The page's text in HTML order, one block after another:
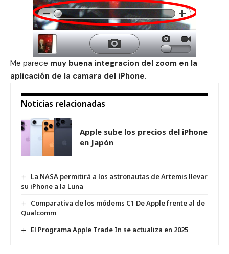
Me parece muy buena integracion del zoom en la
aplicación de la camara del iPhone.
Noticias relacionadas
Apple sube los precios del iPhone
en Japón
La NASA permitirá a los astronautas de Artemis llevar
su iPhone a la Luna
Comparativa de los módems C1 De Apple frente al de
Qualcomm
El Programa Apple Trade In se actualiza en 2025